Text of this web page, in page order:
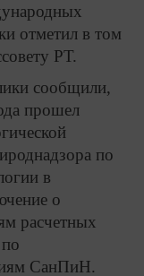
отметил в том
РТ.
сообщили,
прошел
по
в
о
расчетных
СанПиН.